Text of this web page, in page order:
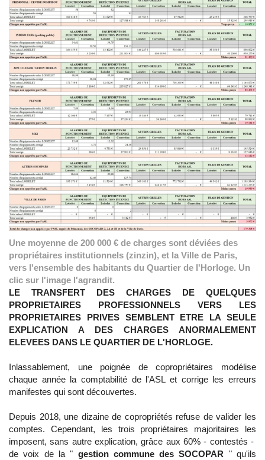
Une moyenne de 200 000 € de charges sont déviées des
propriétaires institutionnels (zinzin), et la Ville de Paris,
vers l'ensemble des habitants du Quartier de l'Horloge. Un
clic sur l'image l'agrandit.
LE TRANSFERT DES CHARGES DE QUELQUES
PROPRIETAIRES PROFESSIONNELS VERS LES
PROPRIETAIRES PRIVES SEMBLENT ETRE LA SEULE
EXPLICATION A DES CHARGES ANORMALEMENT
ELEVEES DANS LE QUARTIER DE L'HORLOGE.
Inlassablement, une poignée de copropriétaires modélise
chaque année la comptabilité de l'ASL et corrige les erreurs
manifestes qui sont découvertes.
Depuis 2018, une dizaine de copropriétés refuse de valider les
comptes. Cependant, les trois propriétaires majoritaires les
imposent, sans autre explication, grâce aux 60% - contestés -
de voix de la " gestion commune des SOCOPAR " qu'ils